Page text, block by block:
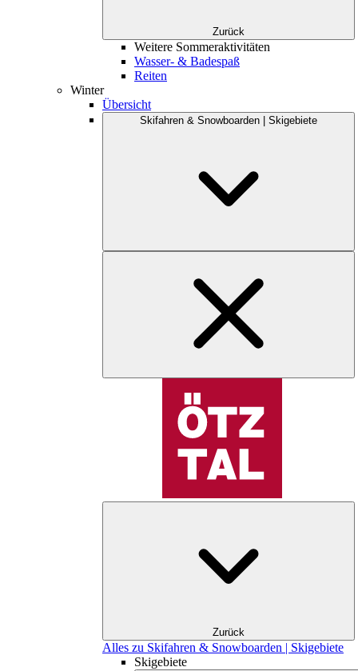
Zurück
Weitere Sommeraktivitäten
Wasser- & Badespaß
Reiten
Winter
Übersicht
Skifahren & Snowboarden | Skigebiete
Zurück
Alles zu Skifahren & Snowboarden | Skigebiete
Skigebiete